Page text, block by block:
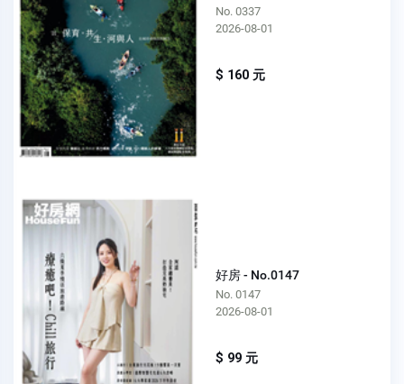
No. 0337
2026-08-01
$ 160 元
好房 - No.0147
No. 0147
2026-08-01
$ 99 元